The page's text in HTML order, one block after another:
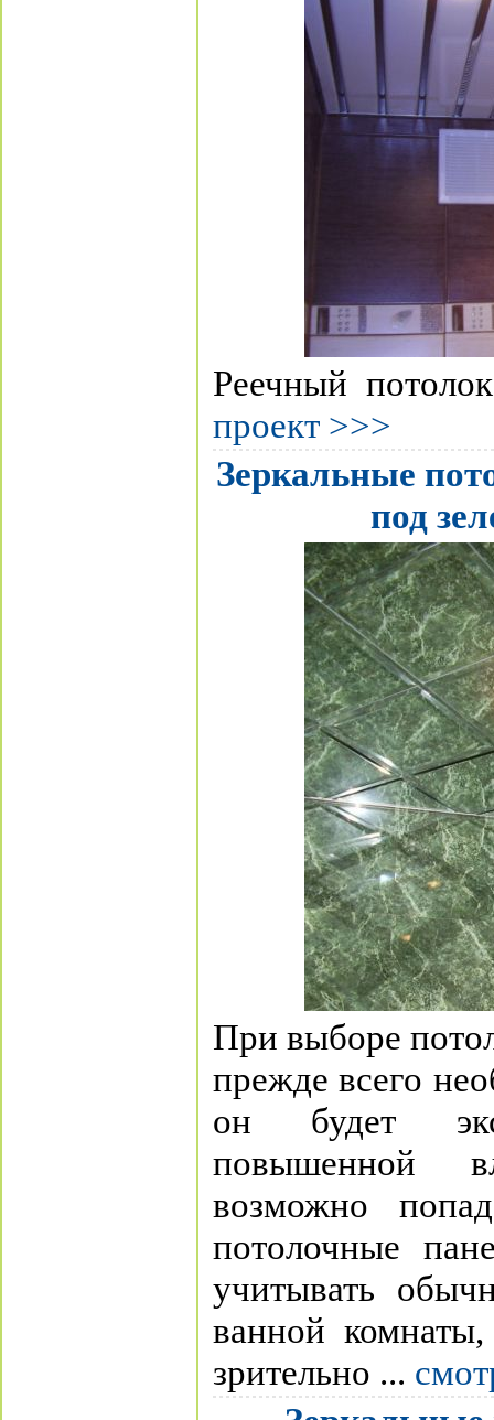
Реечный
проект >>>
Зеркальные
под
При выборе
прежде всего
он будет
повышенной
возможно
потолочные
учитывать
ванной
зрительно ...